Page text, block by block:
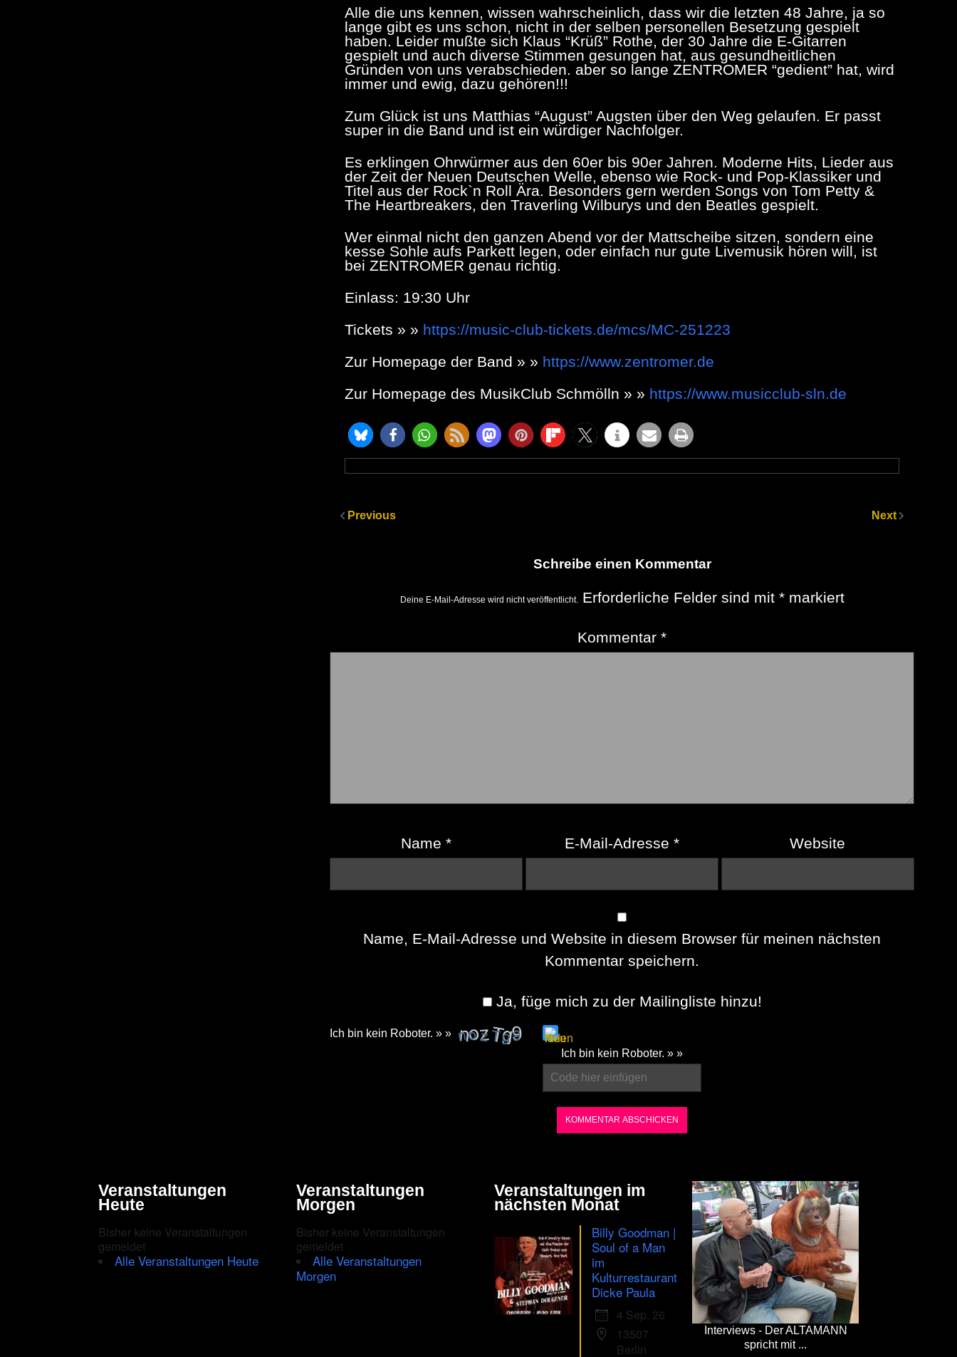
Alle die uns kennen, wissen wahrscheinlich, dass wir die letzten 48 Jahre, ja so
lange gibt es uns schon, nicht in der selben personellen Besetzung gespielt
haben. Leider mußte sich Klaus “Krüß” Rothe, der 30 Jahre die E-Gitarren
gespielt und auch diverse Stimmen gesungen hat, aus gesundheitlichen
Gründen von uns verabschieden. aber so lange ZENTROMER “gedient” hat, wird
immer und ewig, dazu gehören!!!
Zum Glück ist uns Matthias “August” Augsten über den Weg gelaufen. Er passt
super in die Band und ist ein würdiger Nachfolger.
Es erklingen Ohrwürmer aus den 60er bis 90er Jahren. Moderne Hits, Lieder aus
der Zeit der Neuen Deutschen Welle, ebenso wie Rock- und Pop-Klassiker und
Titel aus der Rock`n Roll Ära. Besonders gern werden Songs von Tom Petty &
The Heartbreakers, den Traverling Wilburys und den Beatles gespielt.
Wer einmal nicht den ganzen Abend vor der Mattscheibe sitzen, sondern eine
kesse Sohle aufs Parkett legen, oder einfach nur gute Livemusik hören will, ist
bei ZENTROMER genau richtig.
Einlass: 19:30 Uhr
Tickets » » https://music-club-tickets.de/mcs/MC-251223
Zur Homepage der Band » » https://www.zentromer.de
Zur Homepage des MusikClub Schmölln » » https://www.musicclub-sln.de
Previous Next
Schreibe einen Kommentar
Deine E-Mail-Adresse wird nicht veröffentlicht. Erforderliche Felder sind mit *markiert
Kommentar*
Name* E-Mail-Adresse* Website
Name, E-Mail-Adresse und Website in diesem Browser für meinen nächsten
Kommentar speichern.
Ja, füge mich zu der Mailingliste hinzu!
Ich bin kein Roboter. » »
CAPTCHA
ensure
that
Ich bin kein Roboter. » »
Veranstaltungen
Heute
Bisher keine Veranstaltungen
gemeldet
Alle Veranstaltungen Heute
Veranstaltungen
Morgen
Bisher keine Veranstaltungen
gemeldet
Alle Veranstaltungen
Morgen
Veranstaltungen im
nächsten Monat
Billy Goodman |
Soul of a Man
im
Kulturrestaurant
Dicke Paula
4 Sep. 26
13507
Berlin
Interviews - Der ALTAMANN
spricht mit ...